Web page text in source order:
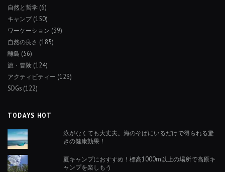
自然と哲学 (6)
キャンプ(150)
ワーケーション (39)
自然の良さ (185)
離島 (56)
旅・冒険 (124)
アクティビティー (123)
SDGs (122)
TODAYS HOT
泳がなくても大丈夫。海のそばにいるだけで得られる驚
きの健康効果！
夏キャンプにおすすめ！標高1000m以上の場所で高原キ
ャンプを楽しもう